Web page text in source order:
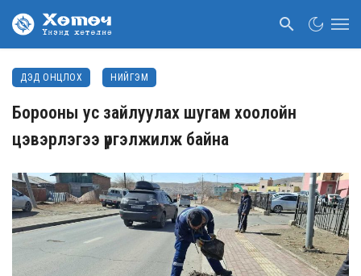
ДЭД ОНЦЛОХ НИЙГЭМ
Борооны ус зайлуулах шугам хоолойн
цэвэрлэгээ үргэлжилж байна